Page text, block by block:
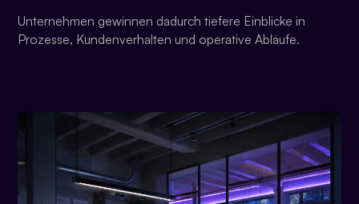
Unternehmen gewinnen dadurch tiefere Einblicke in
Prozesse, Kundenverhalten und operative Abläufe.